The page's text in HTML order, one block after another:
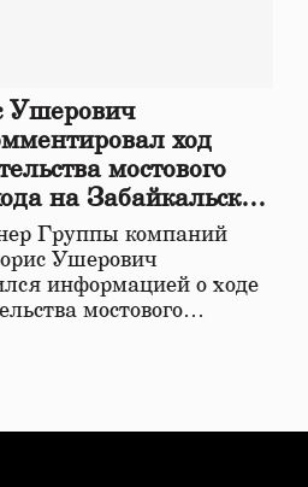
Ушерович
ход
мостового
на Забайкальской
дороге
Группы компаний
Ушерович
информацией о ходе
мостового…